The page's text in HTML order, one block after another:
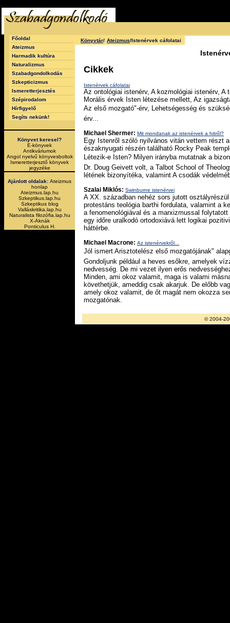
Főoldal
Ateizmus
Harmadik kultúra
Naturalizmus
Szabadgondolkodás
Szkepticizmus
Ismeretterjesztés
Szépirodalom
Hírfigyelő
Segíts nekünk!
Könyvet keresel?
E-könyvek
Antikváriumok
Angol nyelvű könyvesboltok
Ismeretterjesztő könyvek
jegyzéke
Ajánlott oldalak: Ateizmus
honlap
Ateizmus.lap.hu
Szkeptikus.lap.hu
Szkeptikus blog
Valláskritika.lap.hu
Naturalista filozófia.lap.hu
X-Aknák
Ponticulus H.
Könyvtár/ Ateizmus/Istenérvek cáfolatai
Cikkek
Istenérvek cáfolatai
Az ontológiai istenérv, A kozmológiai istenérv,
Morális érvek Isten létezése mellett, Az
Az első mozgató"-érv, Lehetségesség és
érv...
Michael Shermer: Mit mondanak az istenérvek a hitről?
Egy Istenről szóló nyilvános vitán vettem részt
északnyugati részén található Rocky Peak
Létezik-e Isten? Milyen irányba mutatnak a
Dr. Doug Geivett volt, a Talbot School of
létének bizonyítéka, valamint A csodák
Szalai Miklós: Swinburne istenérvei
A XX. században nehéz sors jutott
protestáns teológia barthi fordulata, valamint a
a fenomenológiával és a marxizmussal
egy időre uralkodó ortodoxiává lett logikai
háttérbe.
Michael Macrone: Az istenérvekről...
Jól ismert Arisztotelész első mozgatójának"
Gondoljunk például a heves esőkre, amelyek
nedvesség. De mi vezet ilyen erős
Minden, ami okoz valamit, maga is valami
követhetjük, ameddig csak akarjuk. De előbb
amely okoz valamit, de őt magát nem okozza
mozgatónak.
© 2004-